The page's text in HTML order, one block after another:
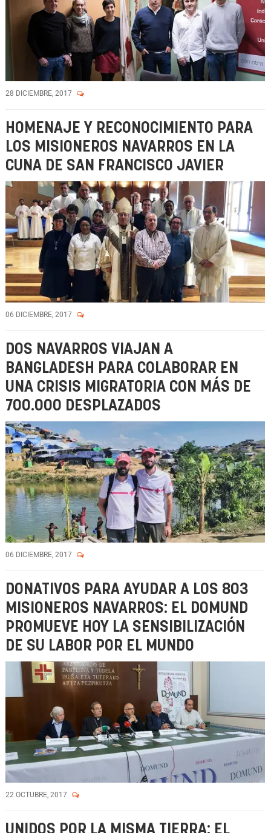
28 DICIEMBRE, 2017
HOMENAJE Y RECONOCIMIENTO PARA
LOS MISIONEROS NAVARROS EN LA
CUNA DE SAN FRANCISCO JAVIER
06 DICIEMBRE, 2017
DOS NAVARROS VIAJAN A
BANGLADESH PARA COLABORAR EN
UNA CRISIS MIGRATORIA CON MÁS DE
700.000 DESPLAZADOS
06 DICIEMBRE, 2017
DONATIVOS PARA AYUDAR A LOS 803
MISIONEROS NAVARROS: EL DOMUND
PROMUEVE HOY LA SENSIBILIZACIÓN
DE SU LABOR POR EL MUNDO
22 OCTUBRE, 2017
UNIDOS POR LA MISMA TIERRA: EL